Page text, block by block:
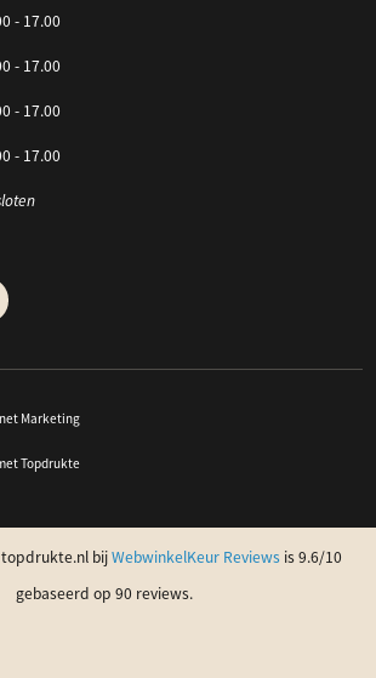
- 17.00
- 17.00
- 17.00
- 17.00
Marketing
Topdrukte
topdrukte.nl bijWebwinkelKeur Reviewsis 9.6/10
gebaseerd op 90 reviews.